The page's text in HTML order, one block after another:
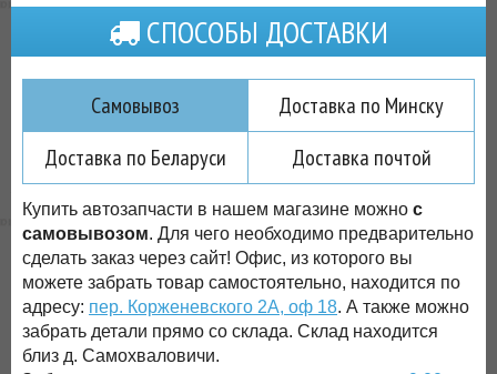
СПОСОБЫ ДОСТАВКИ
Самовывоз
Доставка по Минску
Доставка по Беларуси
Доставка почтой
Купить автозапчасти в нашем магазине можно с
самовывозом. Для чего необходимо предварительно
сделать заказ через сайт! Офис, из которого вы
можете забрать товар самостоятельно, находится по
адресу: пер. Корженевского 2А, оф 18. А также можно
забрать детали прямо со склада. Склад находится
близ д. Самохваловичи.